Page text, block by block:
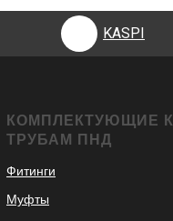
KASPI
КОМПЛЕКТУЮЩИЕ К
ТРУБАМ ПНД
Фитинги
Муфты